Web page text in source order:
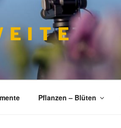
E I T E
Pflanzen – Blüten